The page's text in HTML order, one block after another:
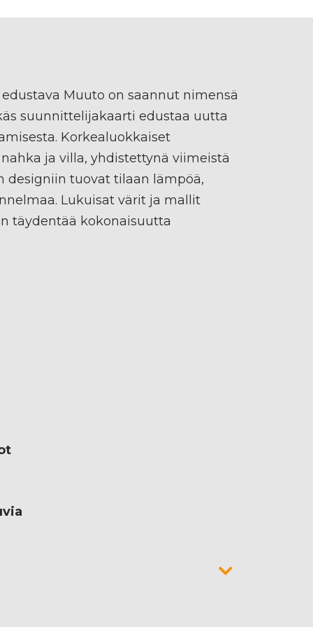
Muuto on saannut nimensä
suunnittelijakaarti edustaa uutta
Korkealuokkaiset
ja villa, yhdistettynä viimeistä
designiin tuovat tilaan lämpöä,
Lukuisat värit ja mallit
täydentää kokonaisuutta